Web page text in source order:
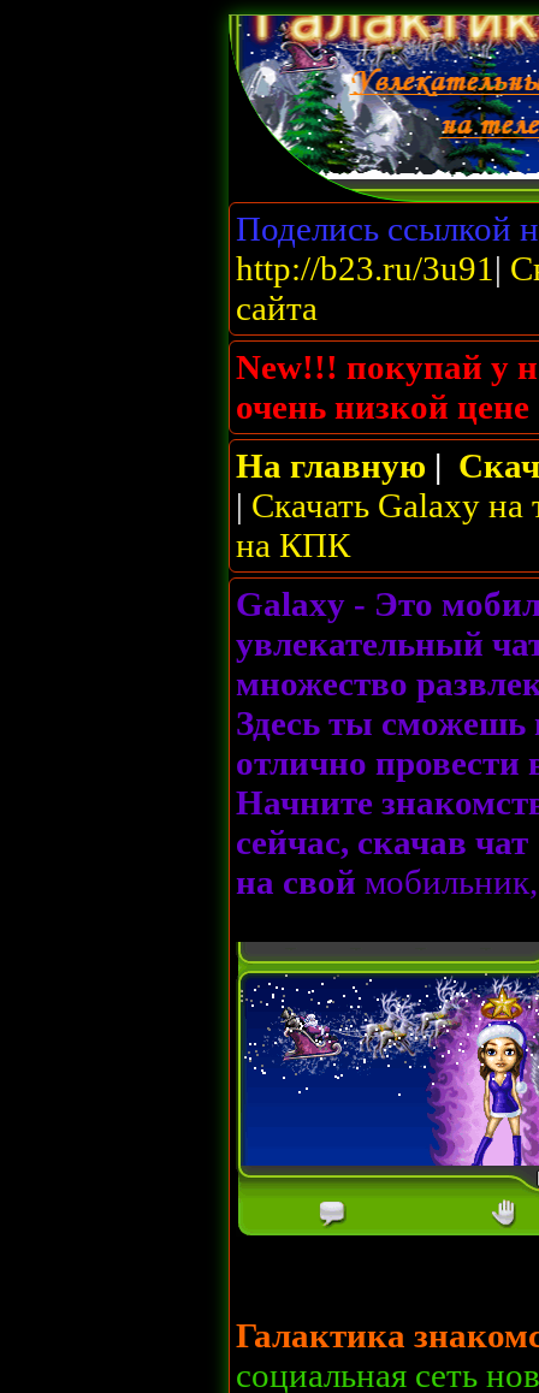
Поделись ссылкой
http://b23.ru/3u91 |
сайта
New!!! покупай у
очень низкой
На главную |
| Скачать Galaxy на
на КПК
Galaxy - Это
увлекательный
множество
Здесь ты сможешь
отлично провести
Начните
сейчас, скачав
на свой мобильник
Галактика
социальная сеть